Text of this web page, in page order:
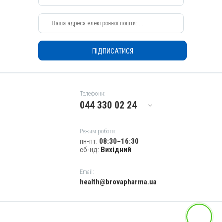
Для суглобів, Для шкіри, Для опорно-рухового апарату
ПІДПИСАТИСЯ
Телефони:
044 330 02 24
Режим роботи:
пн-пт: 08:30–16:30
сб-нд: Вихідний
Email:
health@brovapharma.ua